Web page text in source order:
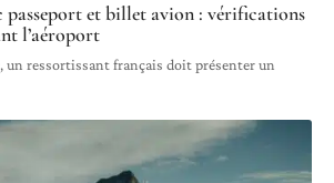
passeport et billet avion : vérifications
l’aéroport
un ressortissant français doit présenter un